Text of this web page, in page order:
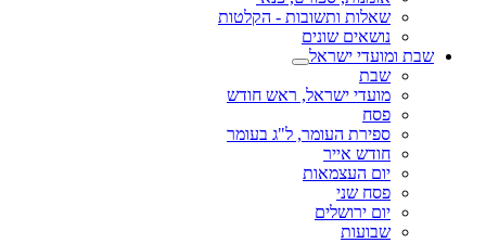
שאלות ותשובות - הקלטות
נושאים שונים
שבת ומועדי ישראל
שבת
מועדי ישראל, ראש חודש
פסח
ספירת העומר, ל"ג בעומר
חודש אייר
יום העצמאות
פסח שני
יום ירושלים
שבועות